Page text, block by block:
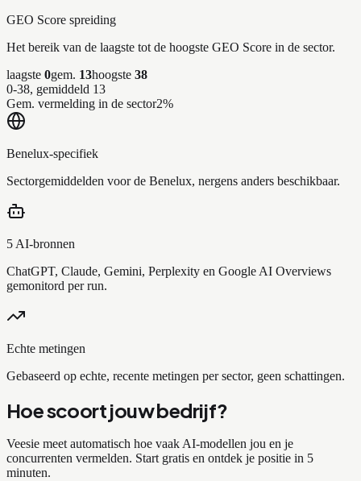
GEO Score spreiding
Het bereik van de laagste tot de hoogste GEO Score in de sector.
laagste 0gem. 13hoogste 38
0-38, gemiddeld 13
Gem. vermelding in de sector2%
Benelux-specifiek
Sectorgemiddelden voor de Benelux, nergens anders beschikbaar.
5 AI-bronnen
ChatGPT, Claude, Gemini, Perplexity en Google AI Overviews
gemonitord per run.
Echte metingen
Gebaseerd op echte, recente metingen per sector, geen schattingen.
Hoe scoort jouw bedrijf?
Veesie meet automatisch hoe vaak AI-modellen jou en je
concurrenten vermelden. Start gratis en ontdek je positie in 5
minuten.